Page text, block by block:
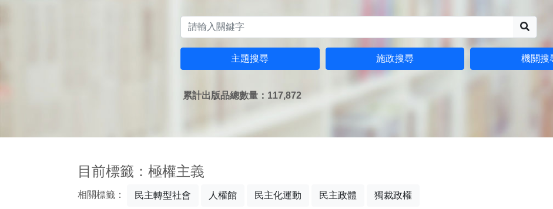
主題搜尋 施政搜尋 機關搜
累計出版品總數量：117,872
目前標籤：極權主義
相關標籤： 民主轉型社會 人權館 民主化運動 民主政體 獨裁政權